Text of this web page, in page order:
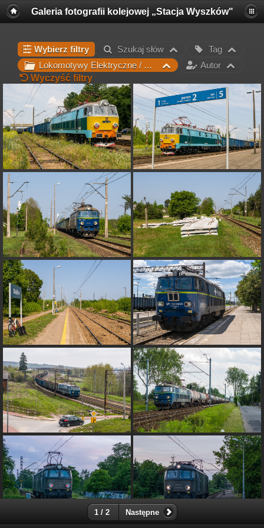
Galeria fotografii kolejowej „Stacja Wyszków"
Wybierz filtry Szukaj słów
Tag
Lokomotywy Elektryczne / ET22 / 201E
Autor
Wyczyść filtry
1 / 2 Następne